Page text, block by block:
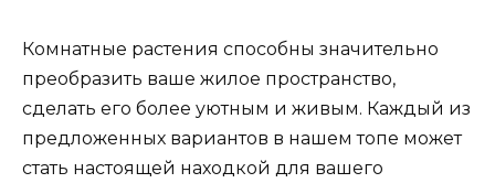
Комнатные растения способны значительно
преобразить ваше жилое пространство,
сделать его более уютным и живым. Каждый из
предложенных вариантов в нашем топе может
стать настоящей находкой для вашего